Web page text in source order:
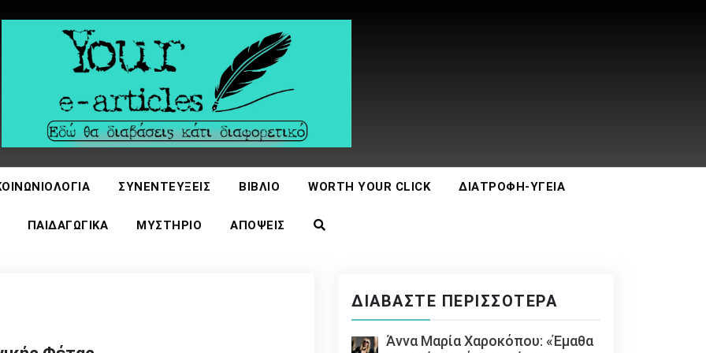
ΣΥΝΕΝΤΕΎΞΕΙΣ ΒΙΒΛΊΟ WORTH YOUR CLICK ΔΙΑΤΡΟΦΉ-ΥΓΕΊΑ
ΠΑΙΔΑΓΩΓΙΚΆ ΜΥΣΤΉΡΙΟ ΑΠΌΨΕΙΣ
ΔΙΑΒΆΣΤΕ ΠΕΡΙΣΣΌΤΕΡΑ
Άννα Μαρία Χαροκόπου: «Έμαθα